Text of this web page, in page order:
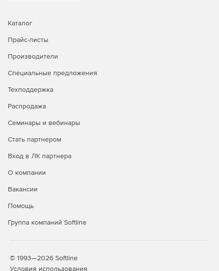
Каталог
Прайс-листы
Производители
Специальные предложения
Техподдержка
Распродажа
Семинары и вебинары
Стать партнером
Вход в ЛК партнера
О компании
Вакансии
Помощь
Группа компаний Softline
© 1993—2026 Softline
Условия использования